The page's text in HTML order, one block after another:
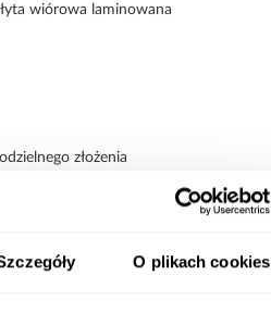
O plikach cookies
wiórowa laminowana
złożenia
meblowi lekki, a jednocześnie